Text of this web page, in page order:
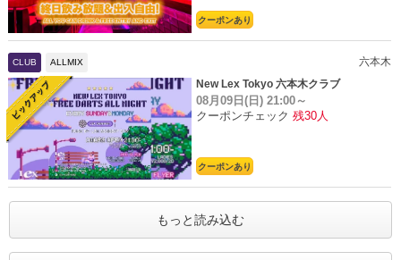
クーポンあり
CLUB ALLMIX
六本木
New Lex Tokyo 六本木クラブ
08月09日(日) 21:00～
クーポンチェック 残30人
クーポンあり
もっと読み込む